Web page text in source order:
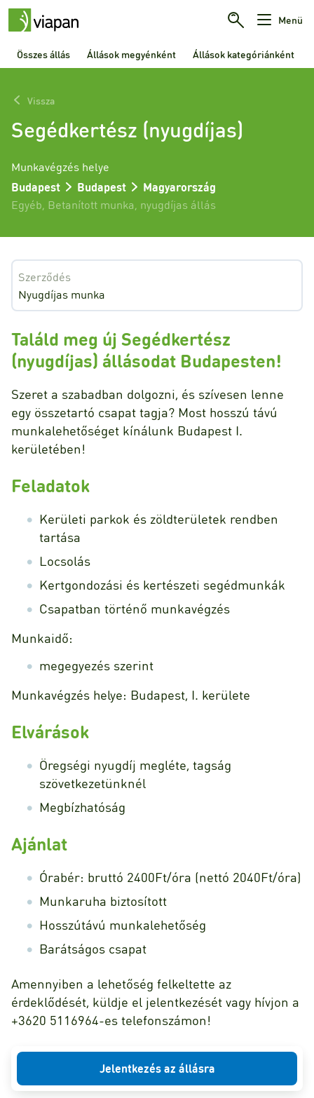
Menü
Összes állás Állások megyénként Állások kategóriánként
Vissza
Segédkertész (nyugdíjas)
Munkavégzés helye
Budapest
Budapest
Magyarország
Egyéb Betanított munka nyugdíjas állás
Szerződés
Nyugdíjas munka
Találd meg új Segédkertész
(nyugdíjas) állásodat Budapesten!
Szeret a szabadban dolgozni, és szívesen lenne
egy összetartó csapat tagja? Most hosszú távú
munkalehetőséget kínálunk Budapest I.
kerületében!
Feladatok
Kerületi parkok és zöldterületek rendben
tartása
Locsolás
Kertgondozási és kertészeti segédmunkák
Csapatban történő munkavégzés
Munkaidő:
megegyezés szerint
Munkavégzés helye: Budapest, I. kerülete
Elvárások
Öregségi nyugdíj megléte, tagság
szövetkezetünknél
Megbízhatóság
Ajánlat
Órabér: bruttó 2400Ft/óra (nettó 2040Ft/óra)
Munkaruha biztosított
Hosszútávú munkalehetőség
Barátságos csapat
Amennyiben a lehetőség felkeltette az
érdeklődését, küldje el jelentkezését vagy hívjon a
+3620 5116964-es telefonszámon!
Jelentkezés az állásra